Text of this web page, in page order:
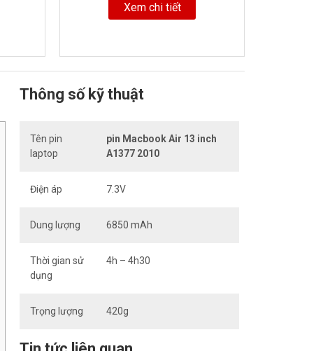
Xem chi tiết
Thông số kỹ thuật
Tên pin
laptop
pin Macbook Air 13 inch
A1377 2010
Điện áp 7.3V
Dung lượng 6850 mAh
Thời gian sử
dụng
4h – 4h30
Trọng lượng 420g